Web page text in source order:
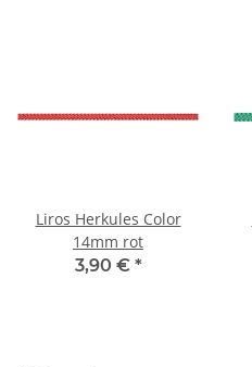
Liros Herkules Color
14mm rot
3,90 € *